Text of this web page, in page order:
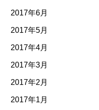
2017年6月
2017年5月
2017年4月
2017年3月
2017年2月
2017年1月